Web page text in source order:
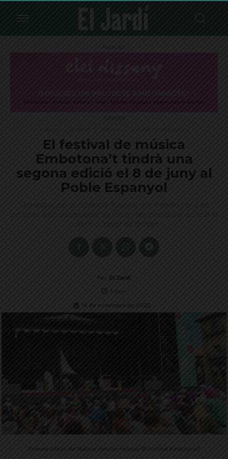
Publicitat
Publicitat
El festival de música
Embotona’t tindrà una
segona edició el 8 de juny al
Poble Espanyol
Organitzat per la Fundació Aspasim, que treballa per a les
persones amb discapacitat, va néixer l'any passat per acostar la
cultura a l'abast de tothom
Per El Jardí
1 min.
14 de novembre de 2023
Primera edició del festival familiar inclusiu © Festival Embotona't